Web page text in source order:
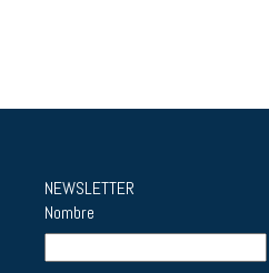
NEWSLETTER
Nombre